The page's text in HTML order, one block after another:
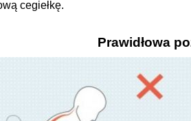
cegiełkę.
Prawidłowa